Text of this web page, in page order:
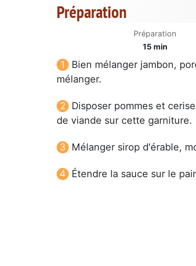
Préparation
Préparation
15 min
Bien mélanger jambon,
mélanger.
Disposer pommes et
de viande sur cette garniture.
Mélanger sirop d'érable,
Étendre la sauce sur le